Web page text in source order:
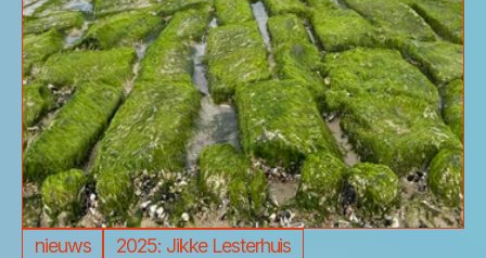
nieuws 2025: Jikke Lesterhuis